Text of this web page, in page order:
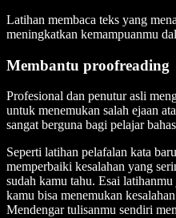
Latihan membaca teks yang
meningkatkan kemampuanmu
Membantu proofreading
Profesional dan penutur asli
untuk menemukan salah ejaan
sangat berguna bagi pelajar
Seperti latihan pelafalan kata
memperbaiki kesalahan yang
sudah kamu tahu. Esai
kamu bisa menemukan
Mendengar tulisanmu sendiri